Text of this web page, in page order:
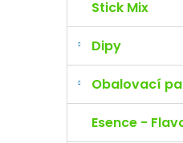
Stick Mix
Dipy
Obalovací
Esence -